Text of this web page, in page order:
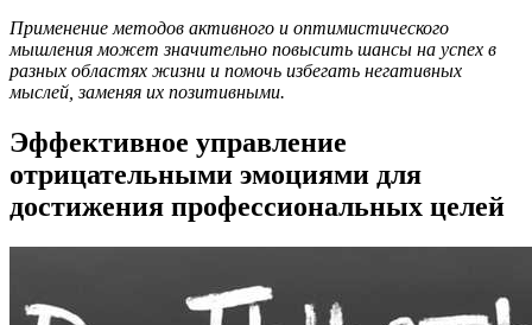
Применение методов активного и оптимистического
мышления может значительно повысить шансы на успех в
разных областях жизни и помочь избегать негативных
мыслей, заменяя их позитивными.
Эффективное управление
отрицательными эмоциями для
достижения профессиональных целей